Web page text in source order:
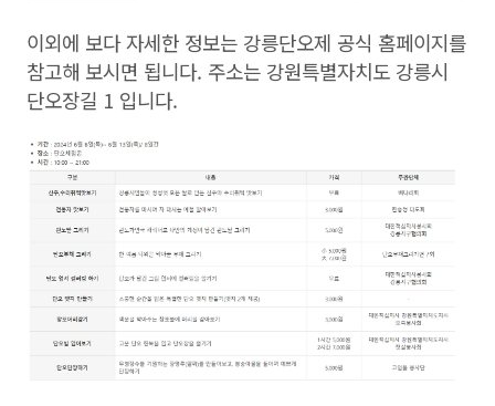
이외에 보다 자세한 정보는 강릉단오제 공식 홈페이지를
참고해 보시면 됩니다. 주소는 강원특별자치도 강릉시
단오장길 1 입니다.